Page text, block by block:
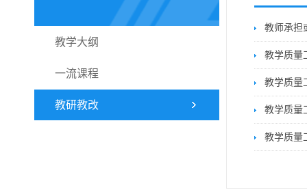
教学大纲
一流课程
教研教改
教师承担
教学质量
教学质量
教学质量
教学质量